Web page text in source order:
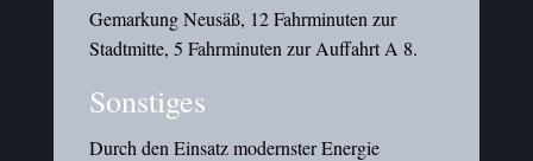
Gemarkung Neusäß, 12 Fahrminuten zur
Stadtmitte, 5 Fahrminuten zur Auffahrt A 8.
Sonstiges
Durch den Einsatz modernster Energie